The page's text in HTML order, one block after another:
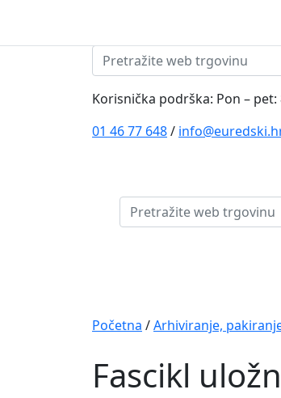
Pretraži:
Korisnička podrška: Pon – pet:
01 46 77 648/
Pretraži:
Navigation
Početna /Arhiviranje,
Fascikl